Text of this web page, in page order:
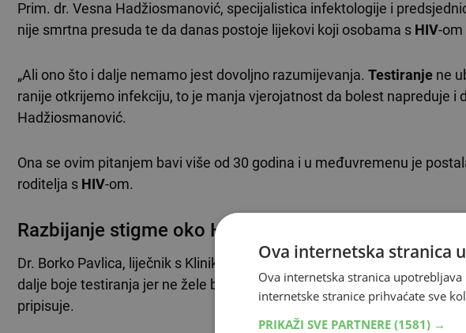
Prim. dr. Vesna Hadžiosmanović, specijalistica infektologije i
nije smrtna presuda te da danas postoje lijekovi koji osobama s HIV-om
„Ali ono što i dalje nemamo jest dovoljno razumijevanja. Testiranje ne
ranije otkrijemo infekciju, to je manja vjerojatnost da bolest napreduje i
Hadžiosmanović.
Ona se ovim pitanjem bavi više od 30 godina i u međuvremenu je
roditelja s HIV-om.
Razbijanje stigme oko HIV testiranja
Dr. Borko Pavlica, liječnik s Klinike za infektivne bolesti UKC-a Republike
dalje boje testiranja jer ne žele biti svrstani u neku od društvenih
pripisuje.
Ova internetska stranica
Ova internetska stranica
internetske stranice prihvaćate sve
PRIKAŽI SVE PARTNERE (1581) →